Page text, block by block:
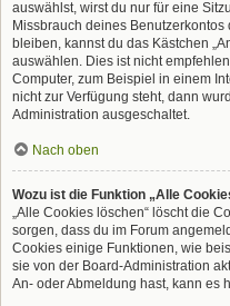
auswählst, wirst du nur für eine
Missbrauch deines
bleiben, kannst du das Kästchen
auswählen. Dies ist nicht
Computer, zum Beispiel in einem
nicht zur Verfügung steht, dann
Administration ausgeschaltet.
Nach oben
Wozu ist die Funktion „Alle
„Alle Cookies löschen“ löscht die
sorgen, dass du im Forum
Cookies einige Funktionen, wie
sie von der Board-Administration
An- oder Abmeldung hast, kann es